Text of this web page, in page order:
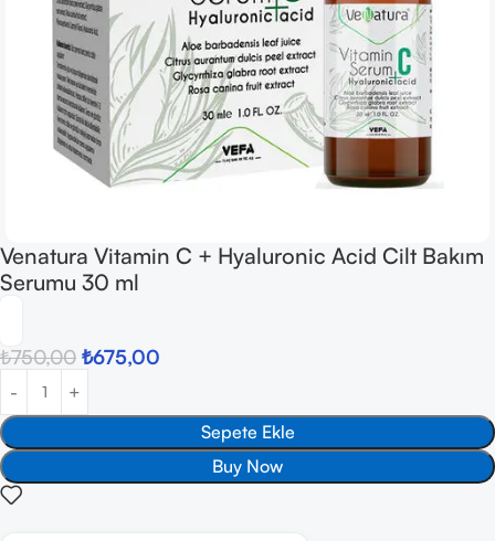
Venatura Vitamin C + Hyaluronic Acid Cilt Bakım
Serumu 30 ml
₺750,00 ₺675,00
Sepete Ekle
Buy Now